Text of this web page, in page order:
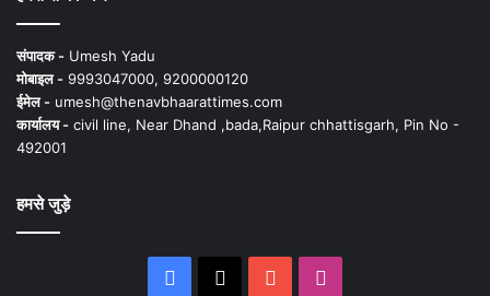
संपादक - Umesh Yadu
मोबाइल - 9993047000, 9200000120
ईमेल - umesh@thenavbhaarattimes.com
कार्यालय - civil line, Near Dhand ,bada,Raipur chhattisgarh, Pin No -
492001
हमसे जुड़े
Facebook
X YouTube